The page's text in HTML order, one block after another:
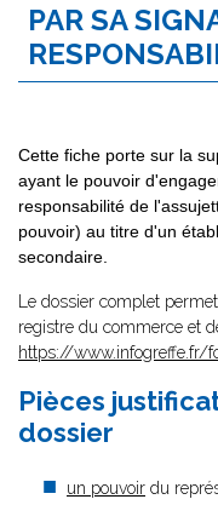
PAR SA
Cette fiche porte sur la
ayant le pouvoir
responsabilité de
pouvoir) au titre d'un
secondaire.
Le dossier complet
registre du commerce et
https://www.infogreffe.fr/
Pièces
dossier
un pouvoir du